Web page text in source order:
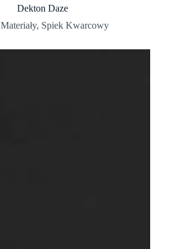
Dekton Daze
Materiały, Spiek Kwarcowy